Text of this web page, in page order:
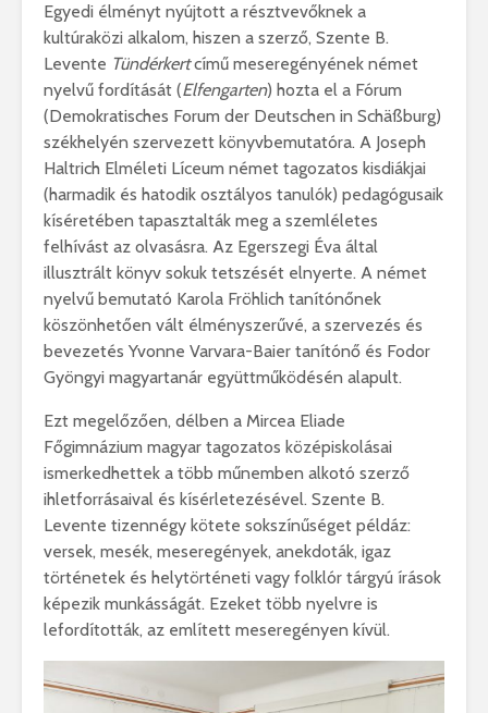
Egyedi élményt nyújtott a résztvevőknek a
kultúraközi alkalom, hiszen a szerző, Szente B.
Levente Tündérkertcímű meseregényének német
nyelvű fordítását (Elfengarten) hozta el a Fórum
(Demokratisches Forum der Deutschen in Schäßburg)
székhelyén szervezett könyvbemutatóra. A Joseph
Haltrich Elméleti Líceum német tagozatos kisdiákjai
(harmadik és hatodik osztályos tanulók) pedagógusaik
kíséretében tapasztalták meg a szemléletes
felhívást az olvasásra. Az Egerszegi Éva által
illusztrált könyv sokuk tetszését elnyerte. A német
nyelvű bemutató Karola Fröhlich tanítónőnek
köszönhetően vált élményszerűvé, a szervezés és
bevezetés Yvonne Varvara-Baier tanítónő és Fodor
Gyöngyi magyartanár együttműködésén alapult.
Ezt megelőzően, délben a Mircea Eliade
Főgimnázium magyar tagozatos középiskolásai
ismerkedhettek a több műnemben alkotó szerző
ihletforrásaival és kísérletezésével. Szente B.
Levente tizennégy kötete sokszínűséget példáz:
versek, mesék, meseregények, anekdoták, igaz
történetek és helytörténeti vagy folklór tárgyú írások
képezik munkásságát. Ezeket több nyelvre is
lefordították, az említett meseregényen kívül.